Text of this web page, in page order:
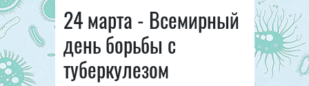
24 марта - Всемирный
день борьбы с
туберкулезом